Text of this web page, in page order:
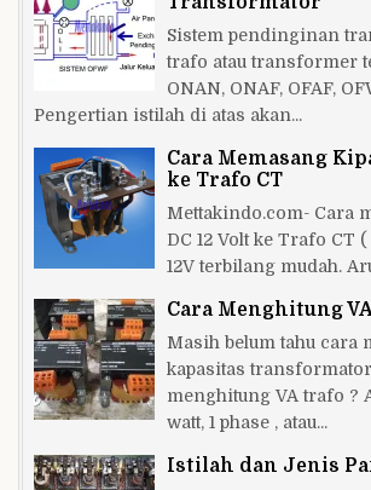
Sistem pendinginan
trafo atau transformer
ONAN, ONAF, OFAF,
Pengertian istilah di atas akan...
Cara Memasang
ke Trafo CT
Mettakindo.com- Cara
DC 12 Volt ke Trafo CT
12V terbilang mudah.
Cara Menghitung
Masih belum tahu cara
kapasitas
menghitung VA trafo ?
watt, 1 phase , atau...
Istilah dan Jenis